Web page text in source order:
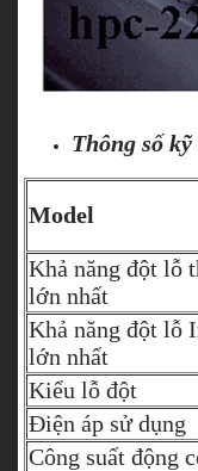
Thông số
Model
Khả năng đột lỗ
lớn nhất
Khả năng đột lỗ
lớn nhất
Kiểu lỗ đột
Điện áp sử dụng
Công suất động